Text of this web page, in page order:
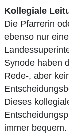
Kollegiale
Die Pfarrerin
ebenso nur
Synode haben
Rede-, aber
Dieses
immer